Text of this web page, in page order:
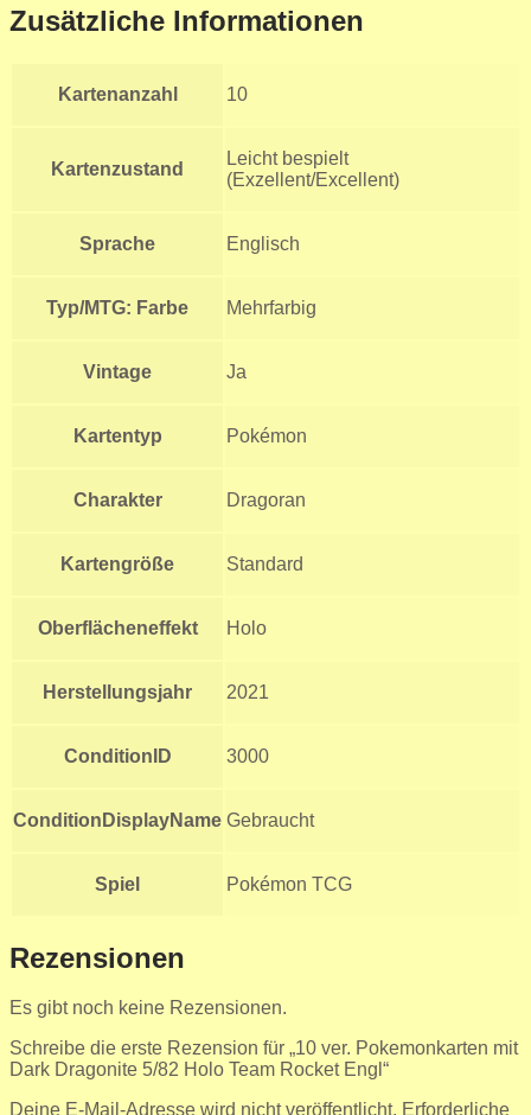
Zusätzliche Informationen
Kartenanzahl 10
Kartenzustand
Leicht bespielt
(Exzellent/Excellent)
Sprache Englisch
Typ/MTG: Farbe Mehrfarbig
Vintage Ja
Kartentyp Pokémon
Charakter Dragoran
Kartengröße Standard
Oberflächeneffekt Holo
Herstellungsjahr 2021
ConditionID 3000
ConditionDisplayName Gebraucht
Spiel Pokémon TCG
Rezensionen
Es gibt noch keine Rezensionen.
Schreibe die erste Rezension für „10 ver. Pokemonkarten mit
Dark Dragonite 5/82 Holo Team Rocket Engl“
Deine E-Mail-Adresse wird nicht veröffentlicht. Erforderliche